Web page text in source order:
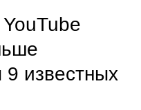
9 известных